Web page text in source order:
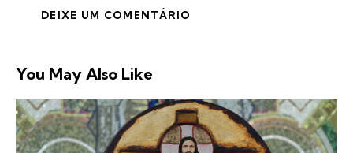
You May Also Like